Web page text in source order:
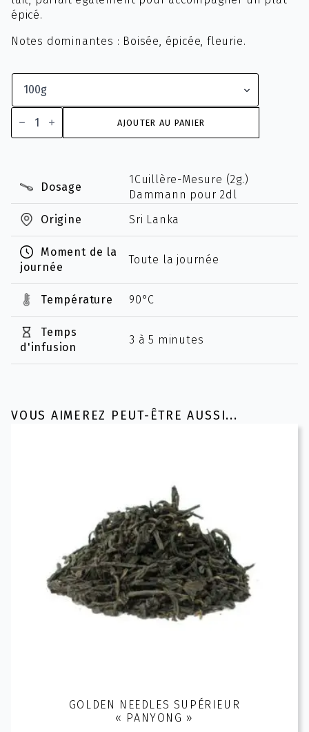
épicé.
Notes dominantes : Boisée, épicée, fleurie.
quantité
de
Ceylan
AJOUTER AU PANIER
Dosage
1Cuillère-Mesure (2g.)
Dammann pour 2dl
Origine
Sri Lanka
Moment de la
journée
Toute la journée
Température 90°C
Temps
d'infusion
3 à 5 minutes
VOUS AIMEREZ PEUT-ÊTRE AUSSI...
GOLDEN NEEDLES SUPÉRIEUR
« PANYONG »